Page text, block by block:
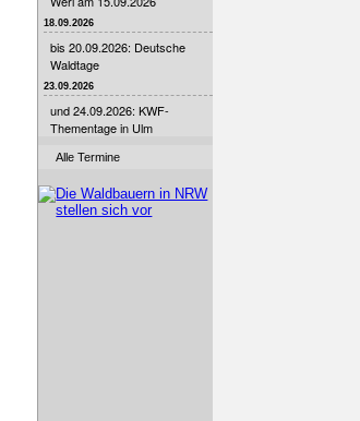
18.09.2026
bis 20.09.2026: Deutsche
Waldtage
23.09.2026
und 24.09.2026: KWF-
Thementage in Ulm
Alle Termine